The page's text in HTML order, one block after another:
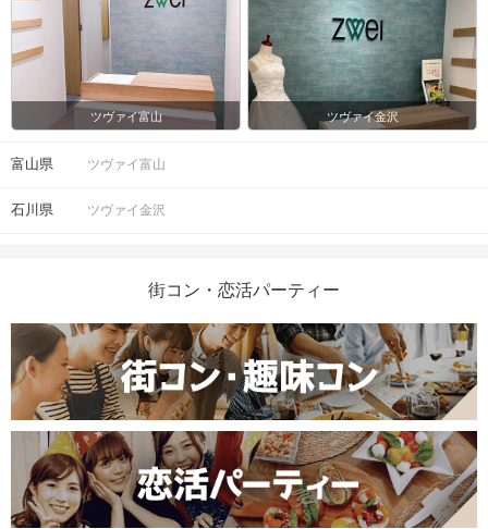
ツヴァイ富山 ツヴァイ金沢
富山県 ツヴァイ富山
石川県 ツヴァイ金沢
街コン・恋活パーティー